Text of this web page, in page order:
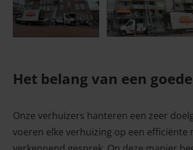
Het belang van een
Onze verhuizers hanteren een zeer
voeren elke verhuizing op een efficiënte